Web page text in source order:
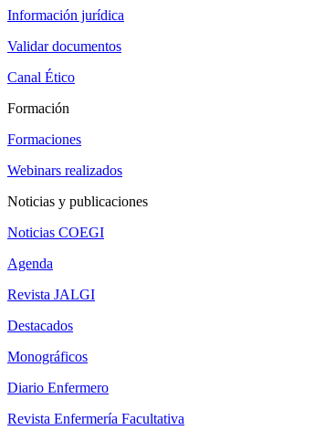
Información jurídica
Validar documentos
Canal Ético
Formación
Formaciones
Webinars realizados
Noticias y publicaciones
Noticias COEGI
Agenda
Revista JALGI
Destacados
Monográficos
Diario Enfermero
Revista Enfermería Facultativa